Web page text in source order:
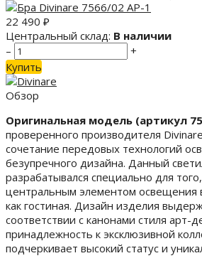
22 490 ₽
Центральный склад: В наличии
–
+
Купить
Обзор
Оригинальная модель (артикул
проверенного производителя
сочетание передовых технологий
безупречного дизайна. Данный
разрабатывался специально для
центральным элементом освещения
как гостиная. Дизайн изделия
соответствии с канонами стиля арт-
принадлежность к эксклюзивной
подчеркивает высокий статус и